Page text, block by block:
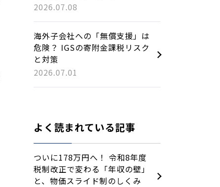
2026.07.08
海外子会社への「無償支援」は
危険？ IGSの寄附金課税リスク
と対策
2026.07.01
よく読まれている記事
ついに178万円へ！ 令和8年度
税制改正で変わる「年収の壁」
と、物価スライド制のしくみ